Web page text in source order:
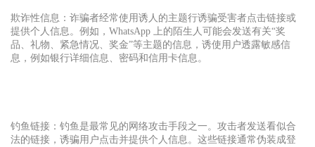
欺诈性信息：诈骗者经常使用诱人的主题行诱骗受害者点击链接或
提供个人信息。例如，WhatsApp 上的陌生人可能会发送有关“奖
品、礼物、紧急情况、奖金”等主题的信息，诱使用户透露敏感信
息，例如银行详细信息、密码和信用卡信息。
钓鱼链接：钓鱼是最常见的网络攻击手段之一。攻击者发送看似合
法的链接，诱骗用户点击并提供个人信息。这些链接通常伪装成登